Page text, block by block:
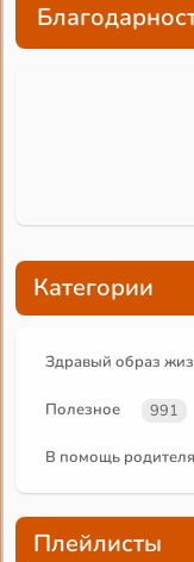
Категории
Здравый образ
Полезное 991
В помощь
Плейлисты